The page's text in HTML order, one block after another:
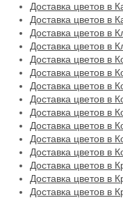
Доставка цветов в
Доставка цветов в
Доставка цветов в
Доставка цветов в
Доставка цветов в
Доставка цветов в
Доставка цветов в
Доставка цветов в
Доставка цветов в
Доставка цветов в
Доставка цветов в
Доставка цветов в
Доставка цветов в
Доставка цветов в
Доставка цветов в